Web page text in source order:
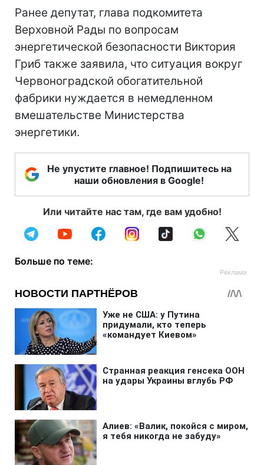
Ранее депутат, глава подкомитета
Верховной Рады по вопросам
энергетической безопасности Виктория
Гриб также заявила, что ситуация вокруг
Червоноградской обогатительной
фабрики нуждается в немедленном
вмешательстве Министерства
энергетики.
Не упустите главное! Подпишитесь на
наши обновления в Google!
Или читайте нас там, где вам удобно!
Больше по теме: